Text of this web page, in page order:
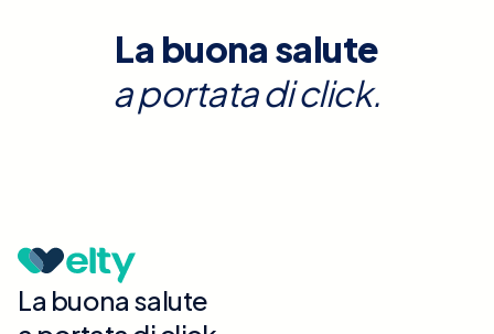
La buona salute
a portata di click.
La buona salute